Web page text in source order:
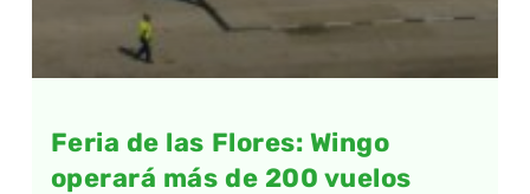
Feria de las Flores: Wingo
operará más de 200 vuelos